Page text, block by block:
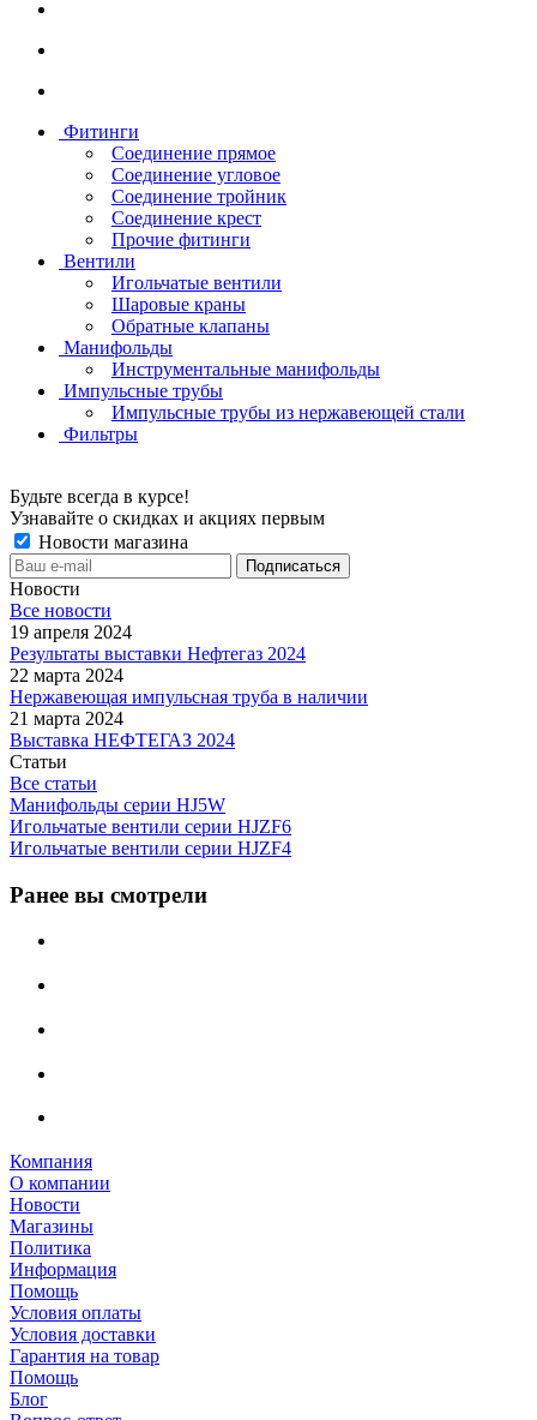
Фитинги
Соединение прямое
Соединение угловое
Соединение тройник
Соединение крест
Прочие фитинги
Вентили
Игольчатые вентили
Шаровые краны
Обратные клапаны
Манифольды
Инструментальные манифольды
Импульсные трубы
Импульсные трубы из нержавеющей стали
Фильтры
Будьте всегда в курсе!
Узнавайте о скидках и акциях первым
Новости магазина
Новости
Все новости
19 апреля 2024
Результаты выставки Нефтегаз 2024
22 марта 2024
Нержавеющая импульсная труба в наличии
21 марта 2024
Выставка НЕФТЕГАЗ 2024
Статьи
Все статьи
Манифольды серии HJ5W
Игольчатые вентили серии HJZF6
Игольчатые вентили серии HJZF4
Ранее вы смотрели
Компания
О компании
Новости
Магазины
Политика
Информация
Помощь
Условия оплаты
Условия доставки
Гарантия на товар
Помощь
Блог